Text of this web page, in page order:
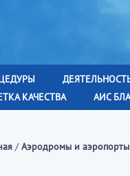
КАЧЕСТВА АИС БЛА
/ Аэродромы и аэропорты